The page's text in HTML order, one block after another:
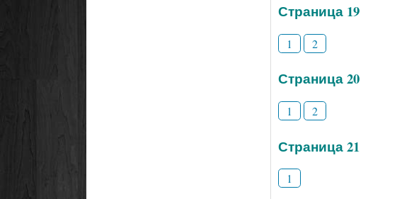
Страница 19
1 2
Страница 20
1 2
Страница 21
1